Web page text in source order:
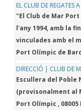
EL CLUB DE REGATES
"El Club de Mar
l'any 1994, amb la
vinculades amb el
Port Olímpic de
DIRECCIÓ | CLUB DE
Escullera del Poble
(provisonalment al
Port Olímpic ,